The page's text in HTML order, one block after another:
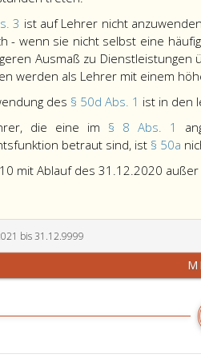
3 ist auf Lehrer nicht
- wenn sie nicht selbst eine
Ausmaß zu
werden als Lehrer mit einem
des § 50d Abs. 1 ist in den
die eine im § 8 Abs. 1
betraut sind, ist § 50a
mit Ablauf des 31.12.2020
bis 31.12.9999